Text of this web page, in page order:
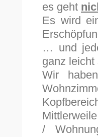
es geht
Es wird
… und
ganz leicht
Wir
/